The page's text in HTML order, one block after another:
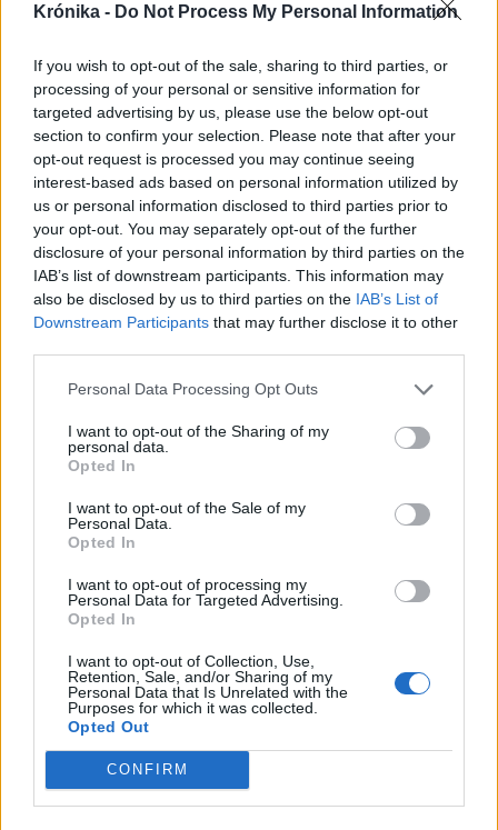
Krónika - Do Not Process My Personal Information
If you wish to opt-out of the sale, sharing to third parties, or
processing of your personal or sensitive information for
targeted advertising by us, please use the below opt-out
section to confirm your selection. Please note that after your
opt-out request is processed you may continue seeing
interest-based ads based on personal information utilized by
us or personal information disclosed to third parties prior to
your opt-out. You may separately opt-out of the further
disclosure of your personal information by third parties on the
IAB’s list of downstream participants. This information may
also be disclosed by us to third parties on the IAB’s List of
Downstream Participants that may further disclose it to other
Personal Data Processing Opt Outs
I want to opt-out of the Sharing of my
personal data.
Opted In
I want to opt-out of the Sale of my
Personal Data.
Opted In
I want to opt-out of processing my
Personal Data for Targeted Advertising.
Opted In
I want to opt-out of Collection, Use,
Retention, Sale, and/or Sharing of my
Personal Data that Is Unrelated with the
Purposes for which it was collected.
Opted Out
CONFIRM
Hasznos
Impresszum
Szerzői jogok
Adatvédelmi tájékoztató
Cookie-kezelési tájékoztató
Nyomtatott lapjaink archívuma
Médiaajánlat
Sütibeállítások
Médiatér
Székely Sport
Liget
Bihari Napló
Erdélyi Napló
Főtér